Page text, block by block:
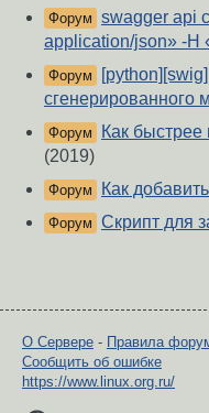
Форум swagger api
application/json» -H
Форум
сгенерированного
Форум
Как быстрее
(2019)
Форум Как
Форум Скрипт для
О Сервере - Правила
Сообщить об ошибке
https://www.linux.org.ru/